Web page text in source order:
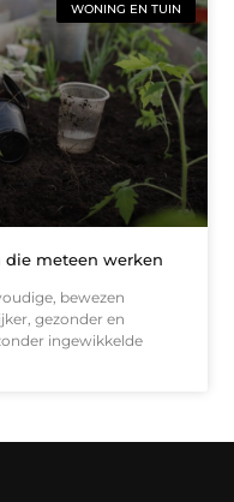
WONING EN TUIN
die meteen werken
bewezen
gezonder en
ingewikkelde